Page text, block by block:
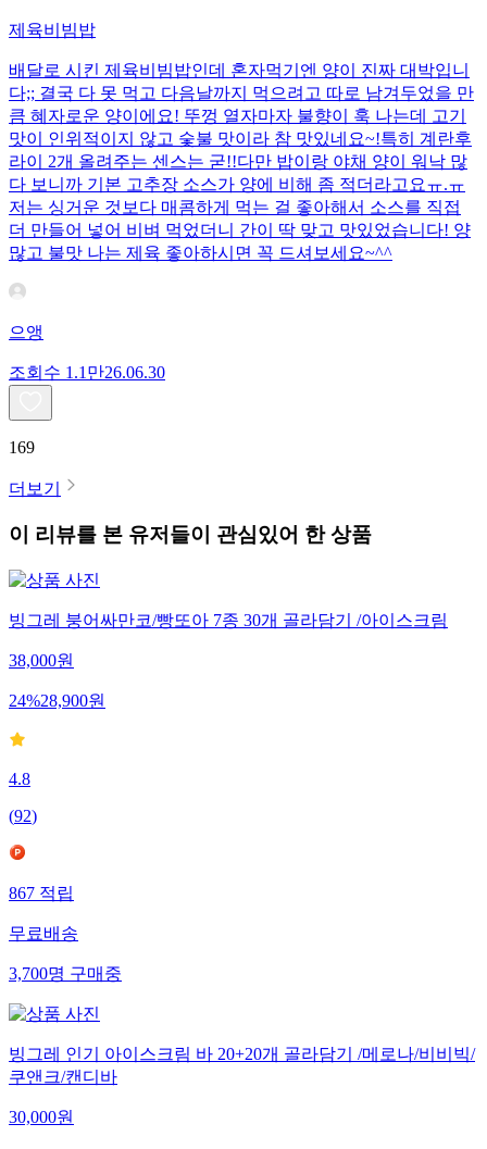
제육비빔밥
배달로 시킨 제육비빔밥인데 혼자먹기엔 양이 진짜 대박입니
다;; 결국 다 못 먹고 다음날까지 먹으려고 따로 남겨두었을 만
큼 혜자로운 양이에요! 뚜껑 열자마자 불향이 훅 나는데 고기
맛이 인위적이지 않고 숯불 맛이라 참 맛있네요~!특히 계란후
라이 2개 올려주는 센스는 굳!! ​다만 밥이랑 야채 양이 워낙 많
다 보니까 기본 고추장 소스가 양에 비해 좀 적더라고요ㅠ.ㅠ
저는 싱거운 것보다 매콤하게 먹는 걸 좋아해서 소스를 직접
더 만들어 넣어 비벼 먹었더니 간이 딱 맞고 맛있었습니다! 양
많고 불맛 나는 제육 좋아하시면 꼭 드셔보세요~^^
으앵
조회수 1.1만26.06.30
169
더보기
이 리뷰를 본 유저들이 관심있어 한 상품
빙그레 붕어싸만코/빵또아 7종 30개 골라담기 /아이스크림
38,000원
24%28,900원
4.8
(92)
867 적립
무료배송
3,700명 구매중
빙그레 인기 아이스크림 바 20+20개 골라담기 /메로나/비비빅/
쿠앤크/캔디바
30,000원